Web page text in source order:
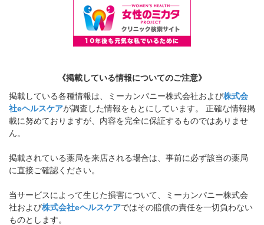
《掲載している情報についてのご注意》
掲載している各種情報は、ミーカンパニー株式会社および株式会
社eヘルスケアが調査した情報をもとにしています。 正確な情報掲
載に努めておりますが、内容を完全に保証するものではありませ
ん。
掲載されている薬局を来店される場合は、事前に必ず該当の薬局
に直接ご確認ください。
当サービスによって生じた損害について、ミーカンパニー株式会
社および株式会社eヘルスケアではその賠償の責任を一切負わない
ものとします。